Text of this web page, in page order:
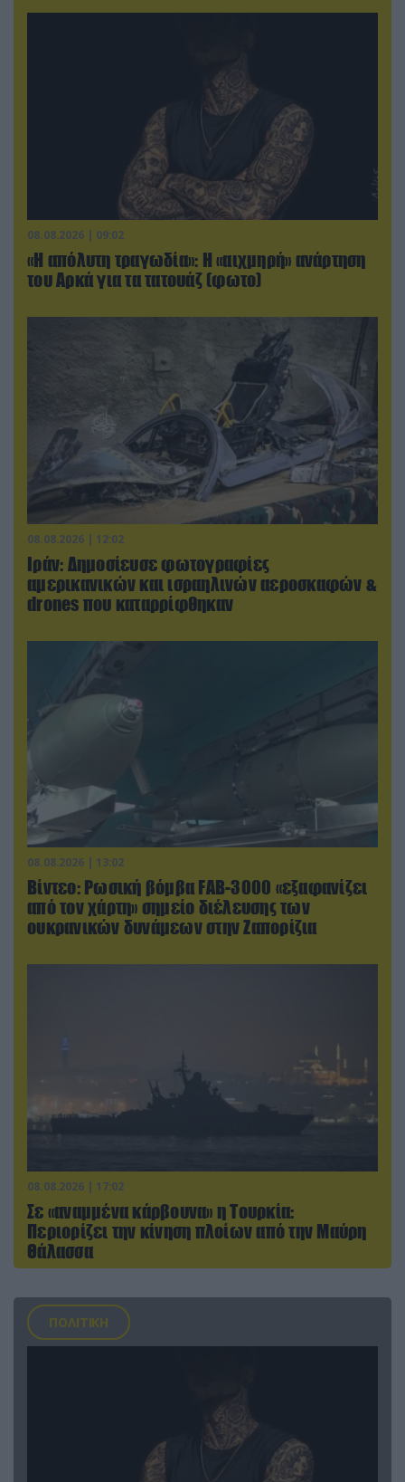
08.08.2026 | 09:02
«Η απόλυτη τραγωδία»: Η «αιχμηρή» ανάρτηση
του Αρκά για τα τατουάζ (φωτο)
08.08.2026 | 12:02
Ιράν: Δημοσίευσε φωτογραφίες
αμερικανικών και ισραηλινών αεροσκαφών &
drones που καταρρίφθηκαν
08.08.2026 | 13:02
Βίντεο: Ρωσική βόμβα FAB-3000 «εξαφανίζει
από τον χάρτη» σημείο διέλευσης των
ουκρανικών δυνάμεων στην Ζαπορίζια
08.08.2026 | 17:02
Σε «αναμμένα κάρβουνα» η Τουρκία:
Περιορίζει την κίνηση πλοίων από την Μαύρη
Θάλασσα
ΠΟΛΙΤΙΚΗ